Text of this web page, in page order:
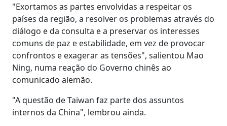
"Exortamos as partes envolvidas a respeitar os
países da região, a resolver os problemas através do
diálogo e da consulta e a preservar os interesses
comuns de paz e estabilidade, em vez de provocar
confrontos e exagerar as tensões", salientou Mao
Ning, numa reação do Governo chinês ao
comunicado alemão.
"A questão de Taiwan faz parte dos assuntos
internos da China", lembrou ainda.